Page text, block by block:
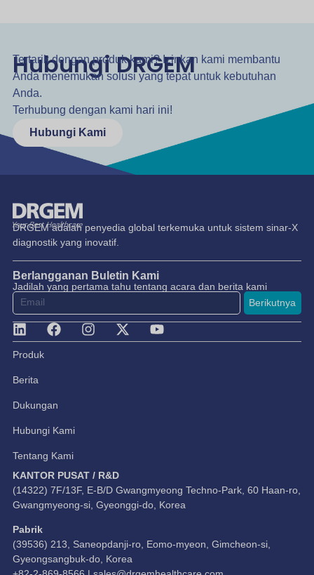
Hubungi DRGEM
Tertarik dengan produk kami? Izinkan kami membantu
Anda menemukan solusi yang tepat untuk kebutuhan
Anda.
Terhubung dengan kami hari ini!
Hubungi Kami
DRGEM adalah penyedia global terkemuka untuk sistem sinar-X
diagnostik yang inovatif.
Berlangganan Buletin Kami
Jadilah yang pertama tahu tentang acara dan berita kami
Berikutnya
Produk
Berita
Dukungan
Hubungi Kami
Tentang Kami
KANTOR PUSAT / R&D
(14322) 7F/13F, E-B/D Gwangmyeong Techno-Park, 60 Haan-ro,
Gwangmyeong-si, Gyeonggi-do, Korea
Pabrik
(39536) 213, Saneopdanji-ro, Eomo-myeon, Gimcheon-si,
Gyeongsangbuk-do, Korea